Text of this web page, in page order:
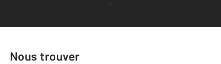
Voir tous les avis clients
Nous trouver